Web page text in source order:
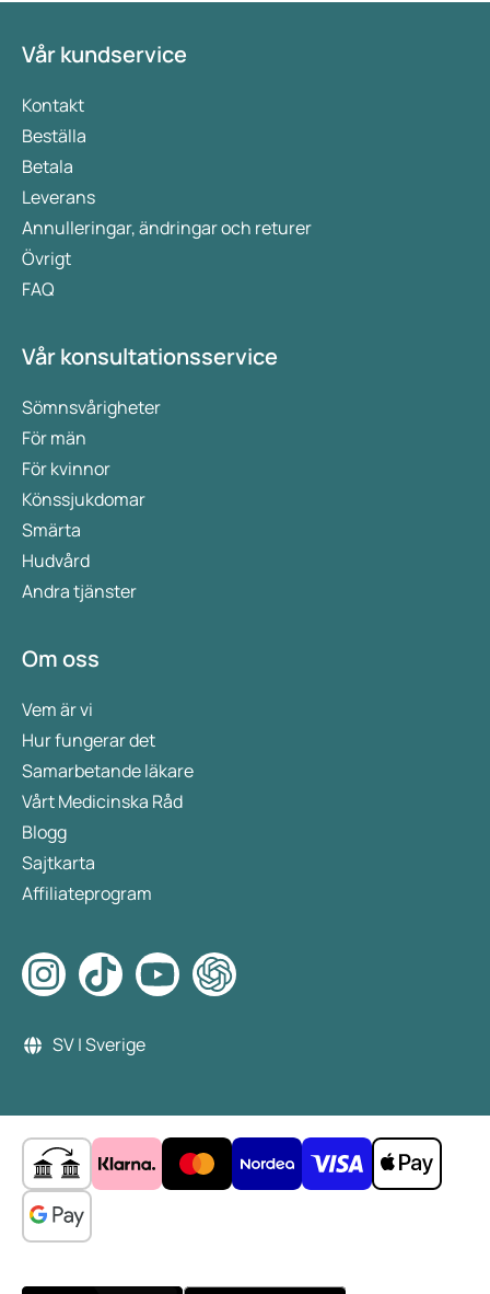
Vår kundservice
Kontakt
Beställa
Betala
Leverans
Annulleringar, ändringar och returer
Övrigt
FAQ
Vår konsultationsservice
Sömnsvårigheter
För män
För kvinnor
Könssjukdomar
Smärta
Hudvård
Andra tjänster
Om oss
Vem är vi
Hur fungerar det
Samarbetande läkare
Vårt Medicinska Råd
Blogg
Sajtkarta
Affiliateprogram
SV | Sverige